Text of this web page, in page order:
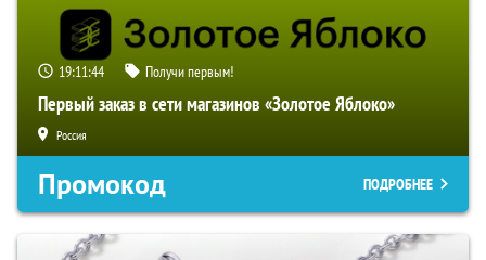
19:11:43 Получи первым!
Первый заказ в сети магазинов «Золотое Яблоко»
Россия
Промокод ПОДРОБНЕЕ